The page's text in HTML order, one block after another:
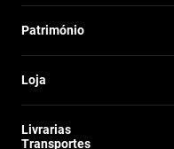
Património
Loja
Livrarias
Transportes